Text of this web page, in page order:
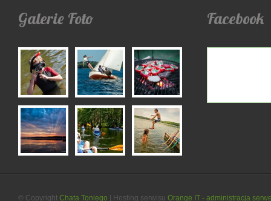
Galerie Foto Facebook
© Copyright Chata Toniego | Hosting serwisu Orange IT - administracja